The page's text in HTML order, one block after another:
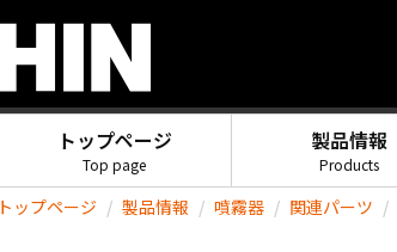
トップページ
Top page
製品情報
Products
トップページ 製品情報 噴霧器 関連パーツ